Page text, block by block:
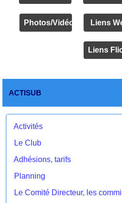
Photos/Vidéos Liens
Liens
ACTISUB
Activités
Le Club
Adhésions, tarifs
Planning
Le Comité Directeur, les